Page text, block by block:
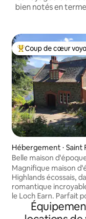
bien notés en
Coups de cœur
Coup de cœur
Hébergement ⋅ Saint
Belle maison
magnifique
Magnifique maison
Highlands écossais,
romantique
le Loch Earn. Parfait pour de longues
vacances ou une
ou entre amis, une